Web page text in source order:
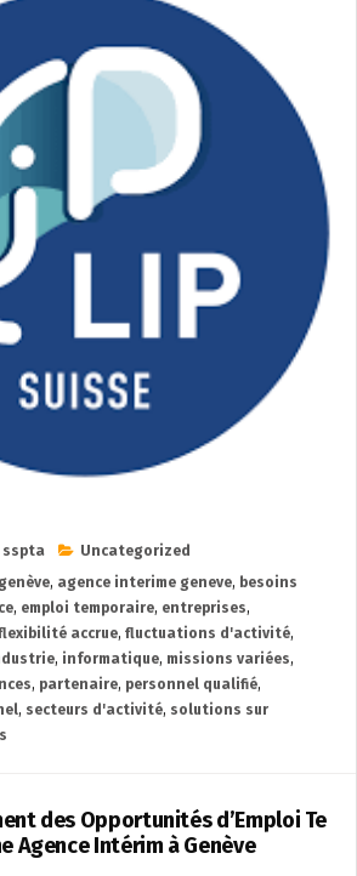
sspta
Uncategorized
, agence interime geneve, besoins
, emploi temporaire, entreprises,
accrue, fluctuations d'activité,
, informatique, missions variées,
, partenaire, personnel qualifié,
, secteurs d'activité, solutions sur
des Opportunités d’Emploi Te
Agence Intérim à Genève